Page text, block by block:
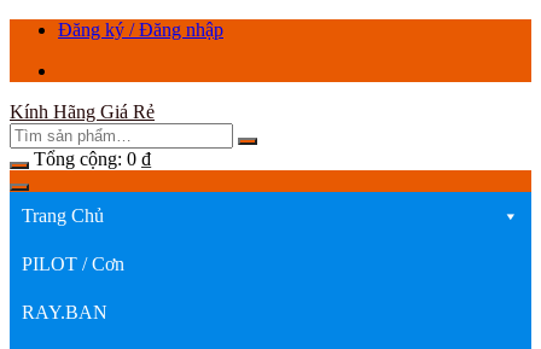
ChuyểnĐăng ký / Đăng nhập
Kính Hãng Giá Rẻ
Tổng cộng: 0 ₫
Trang Chủ
PILOT / Cơn
RAY.BAN